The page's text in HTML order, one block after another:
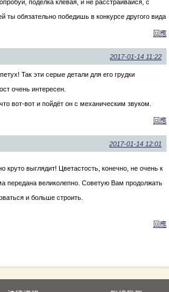
поделка клевая, и не расстраивайся, с
ты обязательно победишь в конкурсе другого вида
回應
2017-01-14 11:22
Так эти серые детали для его грудки
очень интересен.
вот-вот и пойдёт он с механическим звуком.
回應
2017-01-14 12:01
круто выглядит! Цветастость, конечно, не очень к
передана великолепно. Советую Вам продолжать
и больше строить.
回應